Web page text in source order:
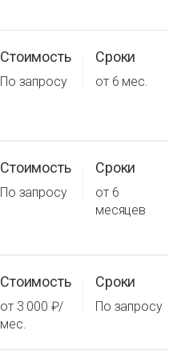
Стоимость
По запросу
Сроки
от 6 мес.
Стоимость
По запросу
Сроки
от 6
месяцев
Стоимость
от 3 000 ₽/
мес.
Сроки
По запросу